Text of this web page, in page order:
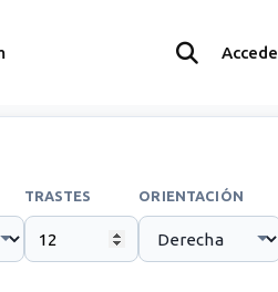
Accede
TRASTES ORIENTACIÓN